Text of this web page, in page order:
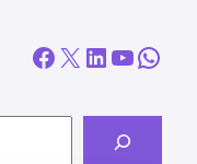
Facebook X LinkedIn YouTube WhatsApp